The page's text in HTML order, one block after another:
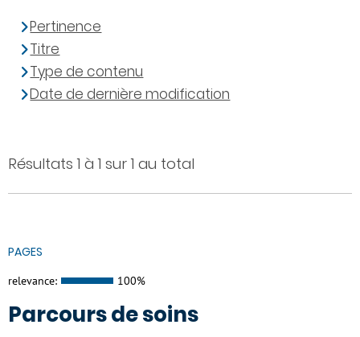
Résultats 1 à 1 sur 1 au total
PAGES
relevance: 100%
Parcours de soins
Pertinence
Titre
Type de contenu
Date de dernière modification